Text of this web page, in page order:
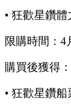
• 狂歡星鑽體
限購時間： 4
購買後獲得
• 狂歡星鑽船